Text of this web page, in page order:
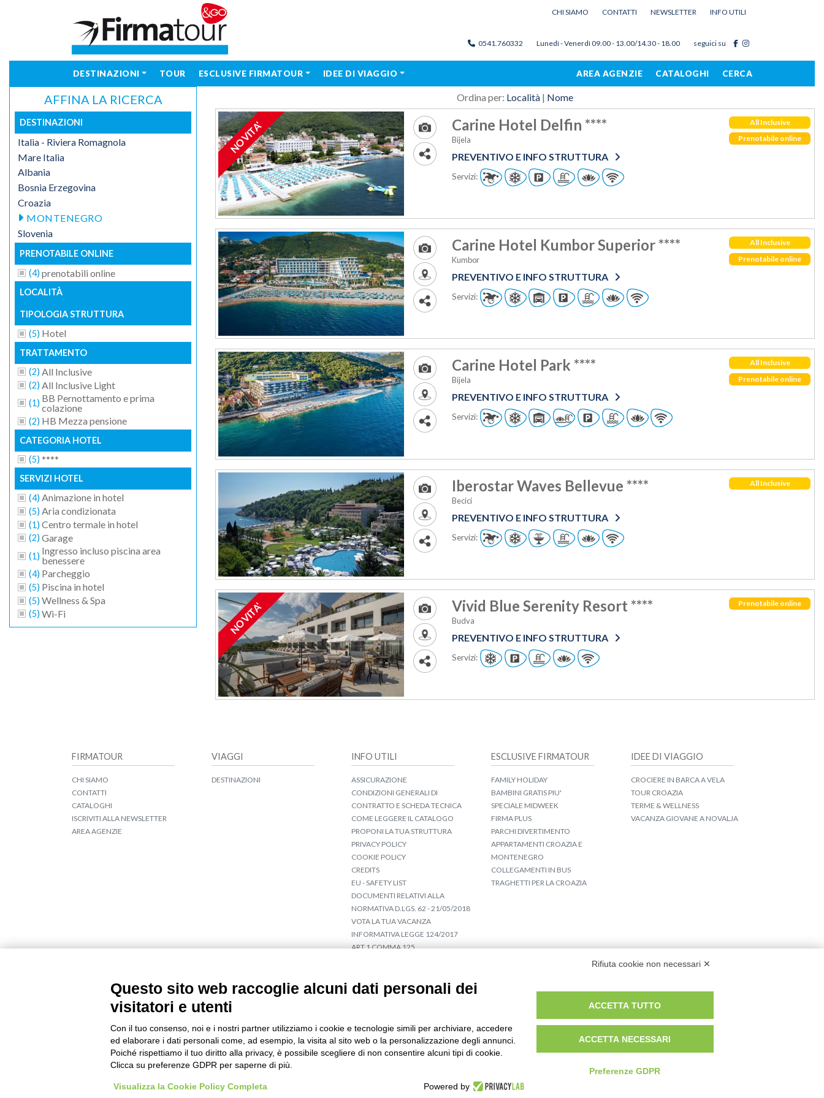
CHI SIAMO CONTATTI NEWSLETTER INFO UTILI
0541.760332 Lunedì - Venerdì 09.00 - 13.00/14.30 - 18.00 seguici su
DESTINAZIONI TOUR ESCLUSIVE FIRMATOUR IDEE DI VIAGGIO AREA AGENZIE CATALOGHI CERCA
AFFINA LA RICERCA
DESTINAZIONI
Italia - Riviera Romagnola
Mare Italia
Albania
Bosnia Erzegovina
Croazia
MONTENEGRO
Slovenia
PRENOTABILE ONLINE
(4)prenotabili online
LOCALITÀ
TIPOLOGIA STRUTTURA
(5) Hotel
TRATTAMENTO
(2)All Inclusive
(2) All Inclusive Light
(1) BB Pernottamento e prima
colazione
(2) HB Mezza pensione
CATEGORIA HOTEL
(5)****
SERVIZI HOTEL
(4)Animazione in hotel
(5)Aria condizionata
(1)Centro termale in hotel
(2)Garage
(1) Ingresso incluso piscina area
benessere
(4) Parcheggio
(5) Piscina in hotel
(5)Wellness & Spa
(5)Wi-Fi
Ordina per: Località | Nome
NOVITA' Carine Hotel Delfin ****
Bijela
PREVENTIVO E INFO STRUTTURA
Servizi:
All Inclusive
Prenotabile online
Carine Hotel Kumbor Superior ****
Kumbor
PREVENTIVO E INFO STRUTTURA
Servizi:
All Inclusive
Prenotabile online
Carine Hotel Park ****
Bijela
PREVENTIVO E INFO STRUTTURA
Servizi:
All Inclusive
Prenotabile online
Iberostar Waves Bellevue ****
Becici
PREVENTIVO E INFO STRUTTURA
Servizi:
All Inclusive
NOVITA' Vivid Blue Serenity Resort ****
Budva
PREVENTIVO E INFO STRUTTURA
Servizi:
Prenotabile online
FIRMATOUR
CHI SIAMO
CONTATTI
CATALOGHI
ISCRIVITI ALLA NEWSLETTER
AREA AGENZIE
VIAGGI
DESTINAZIONI
INFO UTILI
ASSICURAZIONE
CONDIZIONI GENERALI DI
CONTRATTO E SCHEDA TECNICA
COME LEGGERE IL CATALOGO
PROPONI LA TUA STRUTTURA
PRIVACY POLICY
COOKIE POLICY
CREDITS
EU - SAFETY LIST
DOCUMENTI RELATIVI ALLA
NORMATIVA D.LGS. 62 - 21/05/2018
VOTA LA TUA VACANZA
INFORMATIVA LEGGE 124/2017
ART.1 COMMA 125
ESCLUSIVE FIRMATOUR
FAMILY HOLIDAY
BAMBINI GRATIS PIU'
SPECIALE MIDWEEK
FIRMA PLUS
PARCHI DIVERTIMENTO
APPARTAMENTI CROAZIA E
MONTENEGRO
COLLEGAMENTI IN BUS
TRAGHETTI PER LA CROAZIA
IDEE DI VIAGGIO
CROCIERE IN BARCA A VELA
TOUR CROAZIA
TERME & WELLNESS
VACANZA GIOVANE A NOVALJA
Firmatour di Egocentro Srl ©2026 | Tutti i diritti riservati | PI 02617600404 - C.F. 02278850405
Rifiuta cookie non necessari ✕
Questo sito web raccoglie alcuni dati personali dei
visitatori e utenti
Con il tuo consenso, noi e i nostri partner utilizziamo i cookie e tecnologie simili per archiviare, accedere
ed elaborare i dati personali come, ad esempio, la visita al sito web o la personalizzazione degli annunci.
Poiché rispettiamo il tuo diritto alla privacy, è possibile scegliere di non consentire alcuni tipi di cookie.
Clicca su preferenze GDPR per saperne di più.
Visualizza la Cookie Policy Completa Powered by
ACCETTA TUTTO
ACCETTA NECESSARI
Preferenze GDPR